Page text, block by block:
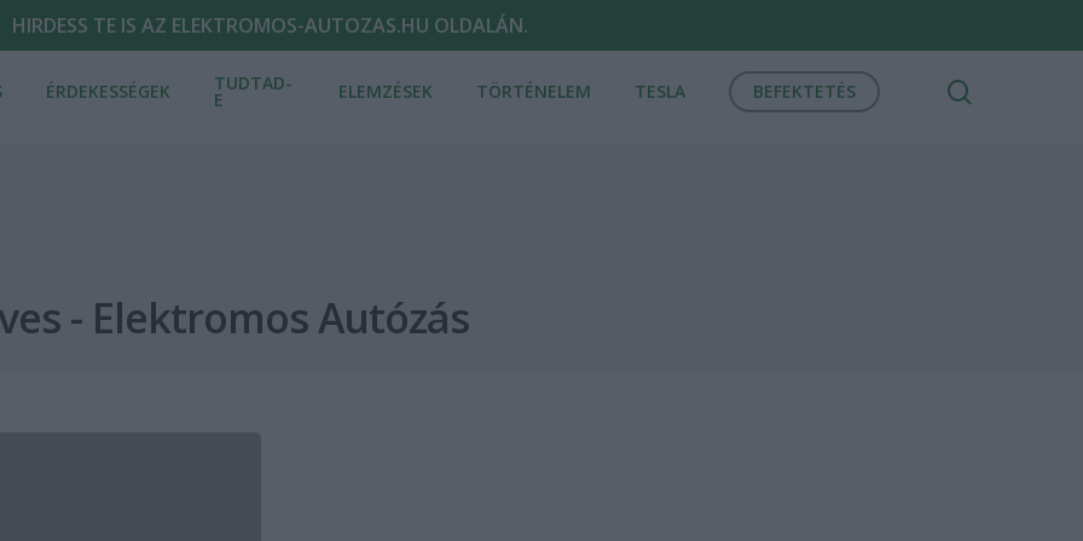
HIRDESS TE IS AZ ELEKTROMOS-AUTOZAS.HU OLDALÁN.
ÉRDEKESSÉGEK TUDTAD-
E ELEMZÉSEK TÖRTÉNELEM TESLA BEFEKTETÉS
- Elektromos Autózás